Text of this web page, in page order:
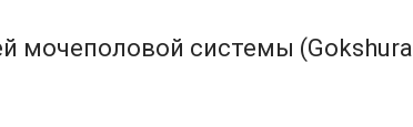
мочеполовой системы